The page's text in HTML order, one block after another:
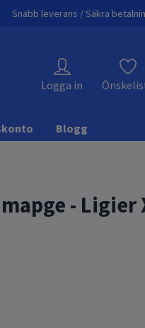
Snabb leverans / Säkra
Logga in
Blogg
- Ligier